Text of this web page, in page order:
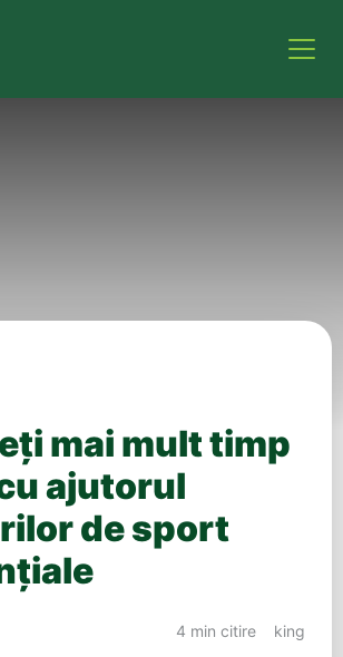
mai mult timp
ajutorul
de sport
4 min citire king